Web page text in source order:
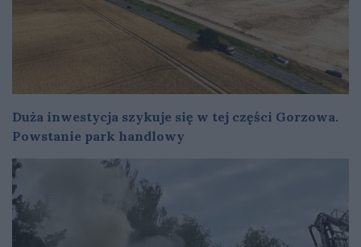
Duża inwestycja szykuje się w tej części Gorzowa.
Powstanie park handlowy